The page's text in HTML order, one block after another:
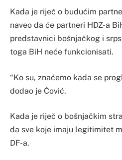
Kada je riječ o budućim
naveo da će partneri HDZ-a
predstavnici bošnjačkog i
toga BiH neće funkcionisati.
“Ko su, znaćemo kada se
dodao je Čović.
Kada je riječ o bošnjačkim
da sve koje imaju legitimitet
DF-a.